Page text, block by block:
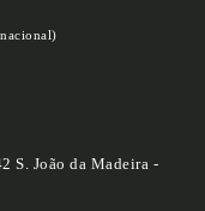
S. João da Madeira -